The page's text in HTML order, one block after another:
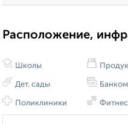
Расположение,
Школы
Дет. сады
Поликлиники Фитнес